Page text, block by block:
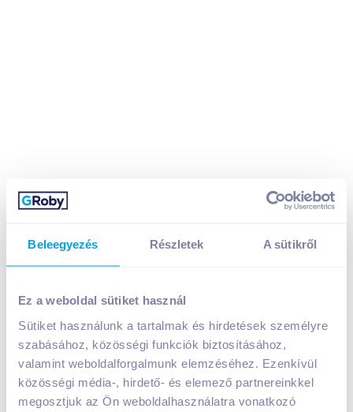
Beleegyezés Részletek A sütikről
Ez a weboldal sütiket használ
Sütiket használunk a tartalmak és hirdetések személyre
szabásához, közösségi funkciók biztosításához,
valamint weboldalforgalmunk elemzéséhez. Ezenkívül
közösségi média-, hirdető- és elemező partnereinkkel
megosztjuk az Ön weboldalhasználatra vonatkozó
túrótortaízű
Egységár: 1 398
KosárbaKosárba